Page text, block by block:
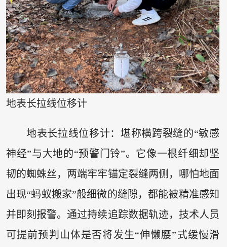
地表长拉线位移计
地表长拉线位移计：堪称横跨裂缝的“敏感
神经”与大地的“预警门铃”。它像一根纤细却坚
韧的蜘蛛丝，两端牢牢锚定裂缝两侧，哪怕地面
出现“蚂蚁搬家”般细微的缝隙，都能被精准感知
并即刻报警。通过持续追踪数据轨迹，技术人员
可提前预判山体是否将发生“伸懒腰”式缓慢滑